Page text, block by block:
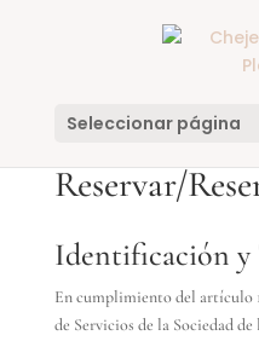
Seleccionar página
Identificación
En cumplimiento del artículo
de Servicios de la Sociedad